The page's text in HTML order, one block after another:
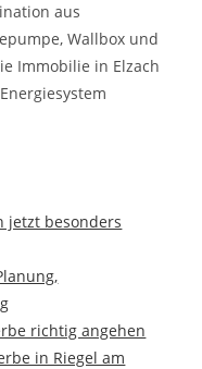
aus
Wallbox und
Immobilie in Elzach
jetzt besonders
richtig angehen
in Riegel am